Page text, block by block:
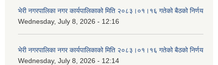
भेरी नगरपालिका नगर कार्यपालिकाको मिति २०८३।०१।१६ गतेको बैठको निर्णय
Wednesday, July 8, 2026 - 12:16
भेरी नगरपालिका नगर कार्यपालिकाको मिति २०८३।०१।१६ गतेको बैठको निर्णय
Wednesday, July 8, 2026 - 12:14